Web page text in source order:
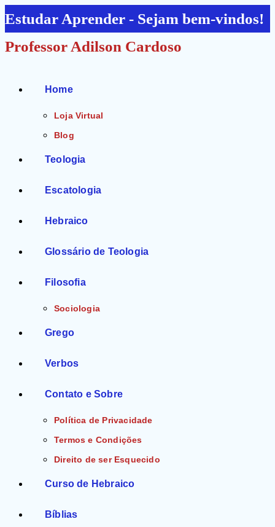
Ir
para
o
Estudar Aprender - Sejam bem-vindos!
Professor Adilson Cardoso
Home
Loja Virtual
Blog
Teologia
Escatologia
Hebraico
Glossário de Teologia
Filosofia
Sociologia
Grego
Verbos
Contato e Sobre
Política de Privacidade
Termos e Condições
Direito de ser Esquecido
Curso de Hebraico
Bíblias